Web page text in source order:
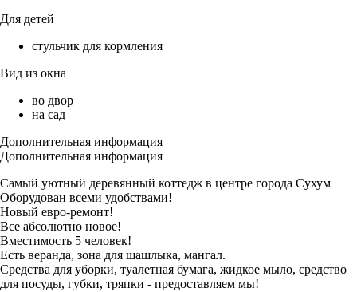
Для детей
стульчик для кормления
Вид из окна
во двор
на сад
Дополнительная информация
Дополнительная информация
Самый уютный деревянный коттедж в центре города Сухум
Оборудован всеми удобствами!
Новый евро-ремонт!
Все абсолютно новое!
Вместимость 5 человек!
Есть веранда, зона для шашлыка, мангал.
Средства для уборки, туалетная бумага, жидкое мыло, средство
для посуды, губки, тряпки - предоставляем мы!